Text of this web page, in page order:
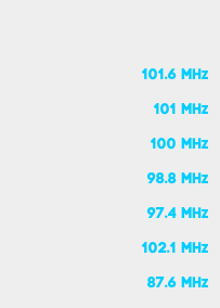
101.6 MHz
101 MHz
100 MHz
98.8 MHz
97.4 MHz
102.1 MHz
87.6 MHz